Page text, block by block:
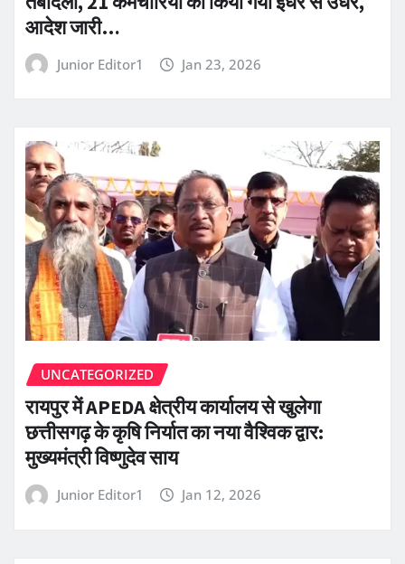
आदेश जारी…
Junior Editor1 Jan 23, 2026
UNCATEGORIZED
रायपुर में APEDA क्षेत्रीय कार्यालय से खुलेगा
छत्तीसगढ़ के कृषि निर्यात का नया वैश्विक द्वार:
मुख्यमंत्री विष्णुदेव साय
Junior Editor1 Jan 12, 2026